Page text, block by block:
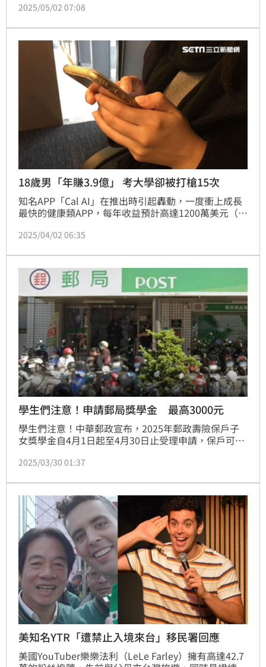
才不吃虧。
2025/05/02 07:08
18歲男「年賺3.9億」 考大學卻被打槍15次
知名APP「Cal AI」在推出時引起轟動，一度衝上成長
最快的健康類APP，每年收益預計高達1200萬美元（約
少年！近期該少年發文分享，他打算去上大學增廣見
2025/04/02 06:35
學生們注意！申請郵局獎學金 最高3000元
學生們注意！中華郵政宣布，2025年郵政壽險保戶子
女獎學金自4月1日起至4月30日止受理申請，保戶可至
區」申請或洽各地郵局辦理。
2025/03/30 01:37
美知名YTR「遭禁止入境來台」移民署回應
​美國YouTuber樂樂法利（LeLe Farley）擁有高達42.7